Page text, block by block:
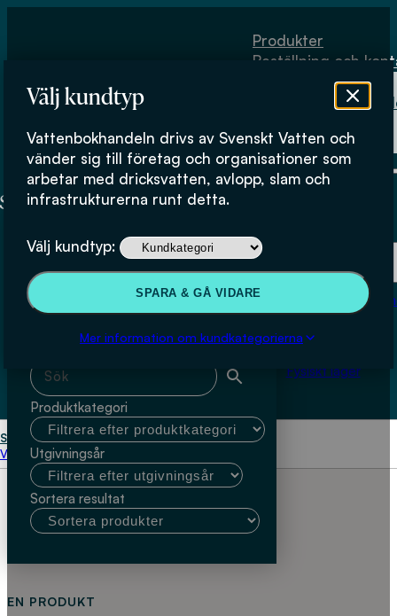
Välj kundtyp
Vattenbokhandeln drivs av Svenskt Vatten och
vänder sig till företag och organisationer som
arbetar med dricksvatten, avlopp, slam och
infrastrukturerna runt detta.
Välj kundtyp:
SPARA & GÅ VIDARE
Mer information om kundkategorierna
Produkter
Beställning och
Fysiskt lager
Beställning och kontakt
Om
Köpvillkor
Fysiskt lager
Start Åsa Svärd
Välj kundtyp
Åsa Svärd
Sök & filtrera
Sök med fritext
Produktkategori
Utgivningsår
Sortera resultat
EN PRODUKT